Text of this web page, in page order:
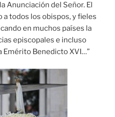
Anunciación del Señor. El
a todos los obispos, y fieles
en muchos países la
episcopales e incluso
Emérito Benedicto XVI…”